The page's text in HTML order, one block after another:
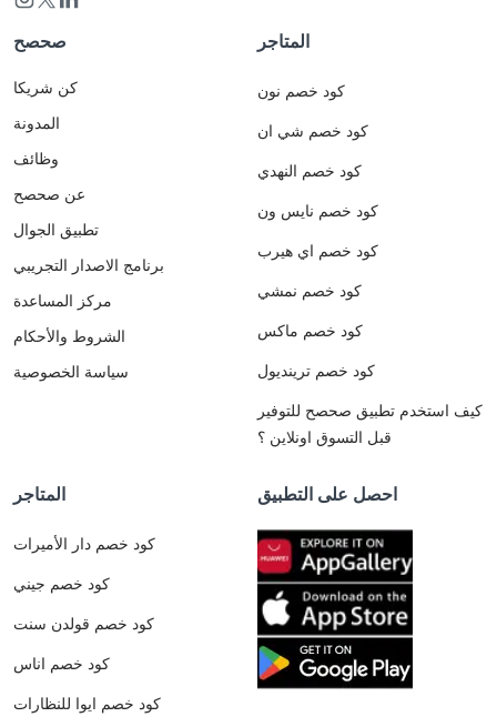
صحصح
كن شريكا
المدونة
وظائف
عن صحصح
تطبيق الجوال
برنامج الاصدار التجريبي
مركز المساعدة
الشروط والأحكام
سياسة الخصوصية
المتاجر
كود خصم نون
كود خصم شي ان
كود خصم النهدي
كود خصم نايس ون
كود خصم اي هيرب
كود خصم نمشي
كود خصم ماكس
كود خصم ترينديول
كيف استخدم تطبيق صحصح للتوفير
قبل التسوق اونلاين ؟
المتاجر
كود خصم دار الأميرات
كود خصم جيني
كود خصم قولدن سنت
كود خصم اناس
كود خصم ايوا للنظارات
احصل على التطبيق